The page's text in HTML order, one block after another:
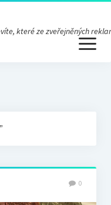
které ze zveřejněných
open
menu
0